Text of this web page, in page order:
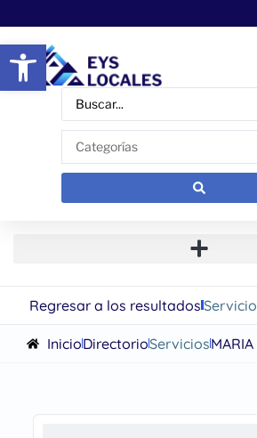
Abrir barra de herramientas
Regresar a los resultados
InicioDirectorioServiciosMARIA